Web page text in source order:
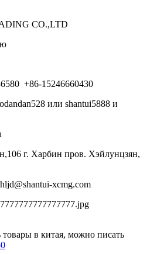
CO.,LTD
+86-15246660430
или shantui5888 и
г. Харбин пров. Хэйлунцзян,
xcmg.com
в китая, можно писать